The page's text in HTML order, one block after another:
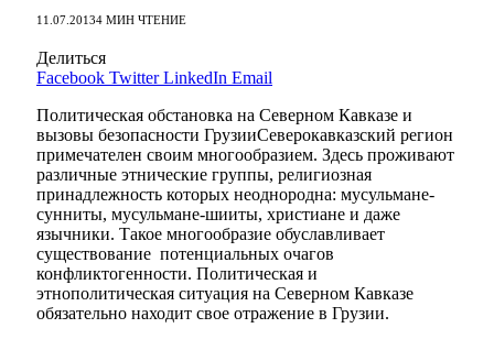
11.07.20134 МИН ЧТЕНИЕ
Делиться
Facebook Twitter LinkedIn Email
Политическая обстановка на Северном Кавказе и
вызовы безопасности ГрузииСеверокавказский регион
примечателен своим многообразием. Здесь проживают
различные этнические группы, религиозная
принадлежность которых неоднородна: мусульмане-
сунниты, мусульмане-шииты, христиане и даже
язычники. Такое многообразие обуславливает
существование потенциальных очагов
конфликтогенности. Политическая и
этнополитическая ситуация на Северном Кавказе
обязательно находит свое отражение в Грузии.